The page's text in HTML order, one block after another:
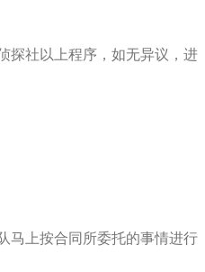
探社以上程序，如无异议，进
马上按合同所委托的事情进行